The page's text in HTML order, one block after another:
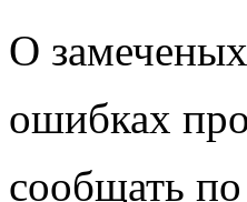
О замеченых
ошибках
сообщать